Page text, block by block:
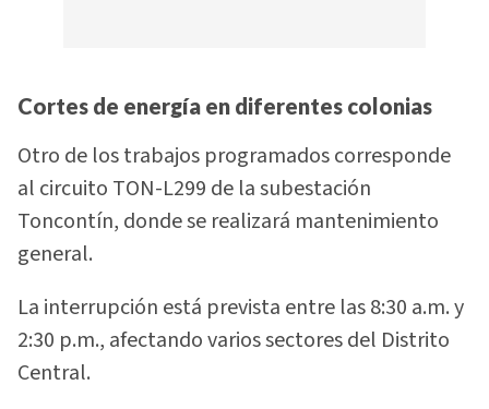
Cortes de energía en diferentes colonias
Otro de los trabajos programados corresponde
al circuito TON-L299 de la subestación
Toncontín, donde se realizará mantenimiento
general.
La interrupción está prevista entre las 8:30 a.m. y
2:30 p.m., afectando varios sectores del Distrito
Central.